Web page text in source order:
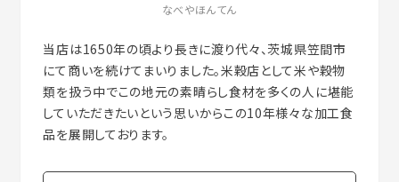
なべやほんてん
当店は1650年の頃より長きに渡り代々、茨城県笠間市
にて商いを続けてまいりました。米穀店として米や穀物
類を扱う中でこの地元の素晴らし食材を多くの人に堪能
していただきたいという思いからこの10年様々な加工食